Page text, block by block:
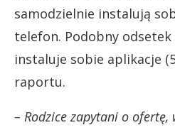
samodzielnie instalują
telefon. Podobny odsetek
instaluje sobie aplikacje
raportu.
– Rodzice zapytani o